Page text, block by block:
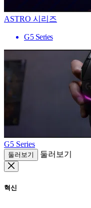
ASTRO 시리즈
G5 Series
G5 Series
둘러보기 둘러보기
혁신